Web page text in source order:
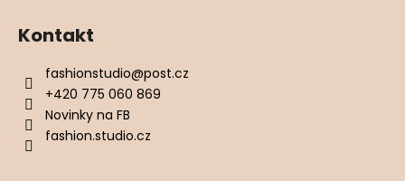
Kontakt
fashionstudio@post.cz
+420 775 060 869
Novinky na FB
fashion.studio.cz